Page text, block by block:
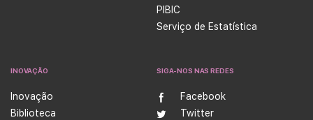
PIBIC
Serviço de Estatística
INOVAÇÃO
Inovação
Biblioteca
SIGA-NOS NAS REDES
Facebook
Twitter